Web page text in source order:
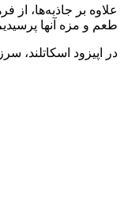
علاوه بر جاذبه‌ها،
طعم و مزه آنها
در اپیزود اسکاتلند،